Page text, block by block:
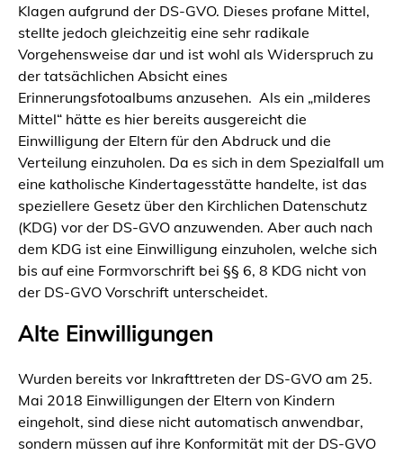
Klagen aufgrund der DS-GVO. Dieses profane Mittel,
stellte jedoch gleichzeitig eine sehr radikale
Vorgehensweise dar und ist wohl als Widerspruch zu
der tatsächlichen Absicht eines
Erinnerungsfotoalbums anzusehen. Als ein „milderes
Mittel“ hätte es hier bereits ausgereicht die
Einwilligung der Eltern für den Abdruck und die
Verteilung einzuholen. Da es sich in dem Spezialfall um
eine katholische Kindertagesstätte handelte, ist das
speziellere Gesetz über den Kirchlichen Datenschutz
(KDG) vor der DS-GVO anzuwenden. Aber auch nach
dem KDG ist eine Einwilligung einzuholen, welche sich
bis auf eine Formvorschrift bei §§ 6, 8 KDG nicht von
der DS-GVO Vorschrift unterscheidet.
Alte Einwilligungen
Wurden bereits vor Inkrafttreten der DS-GVO am 25.
Mai 2018 Einwilligungen der Eltern von Kindern
eingeholt, sind diese nicht automatisch anwendbar,
sondern müssen auf ihre Konformität mit der DS-GVO